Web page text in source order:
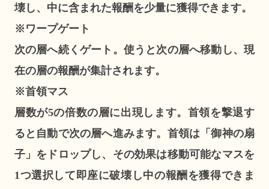
壊し、中に含まれた報酬を少量に獲得できます。
※ワープゲート
次の層へ続くゲート。使うと次の層へ移動し、現
在の層の報酬が集計されます。
※首領マス
層数が5の倍数の層に出現します。首領を撃退す
ると自動で次の層へ進みます。首領は「御神の扇
子」をドロップし、その効果は移動可能なマスを
1つ選択して即座に破壊し中の報酬を獲得できま